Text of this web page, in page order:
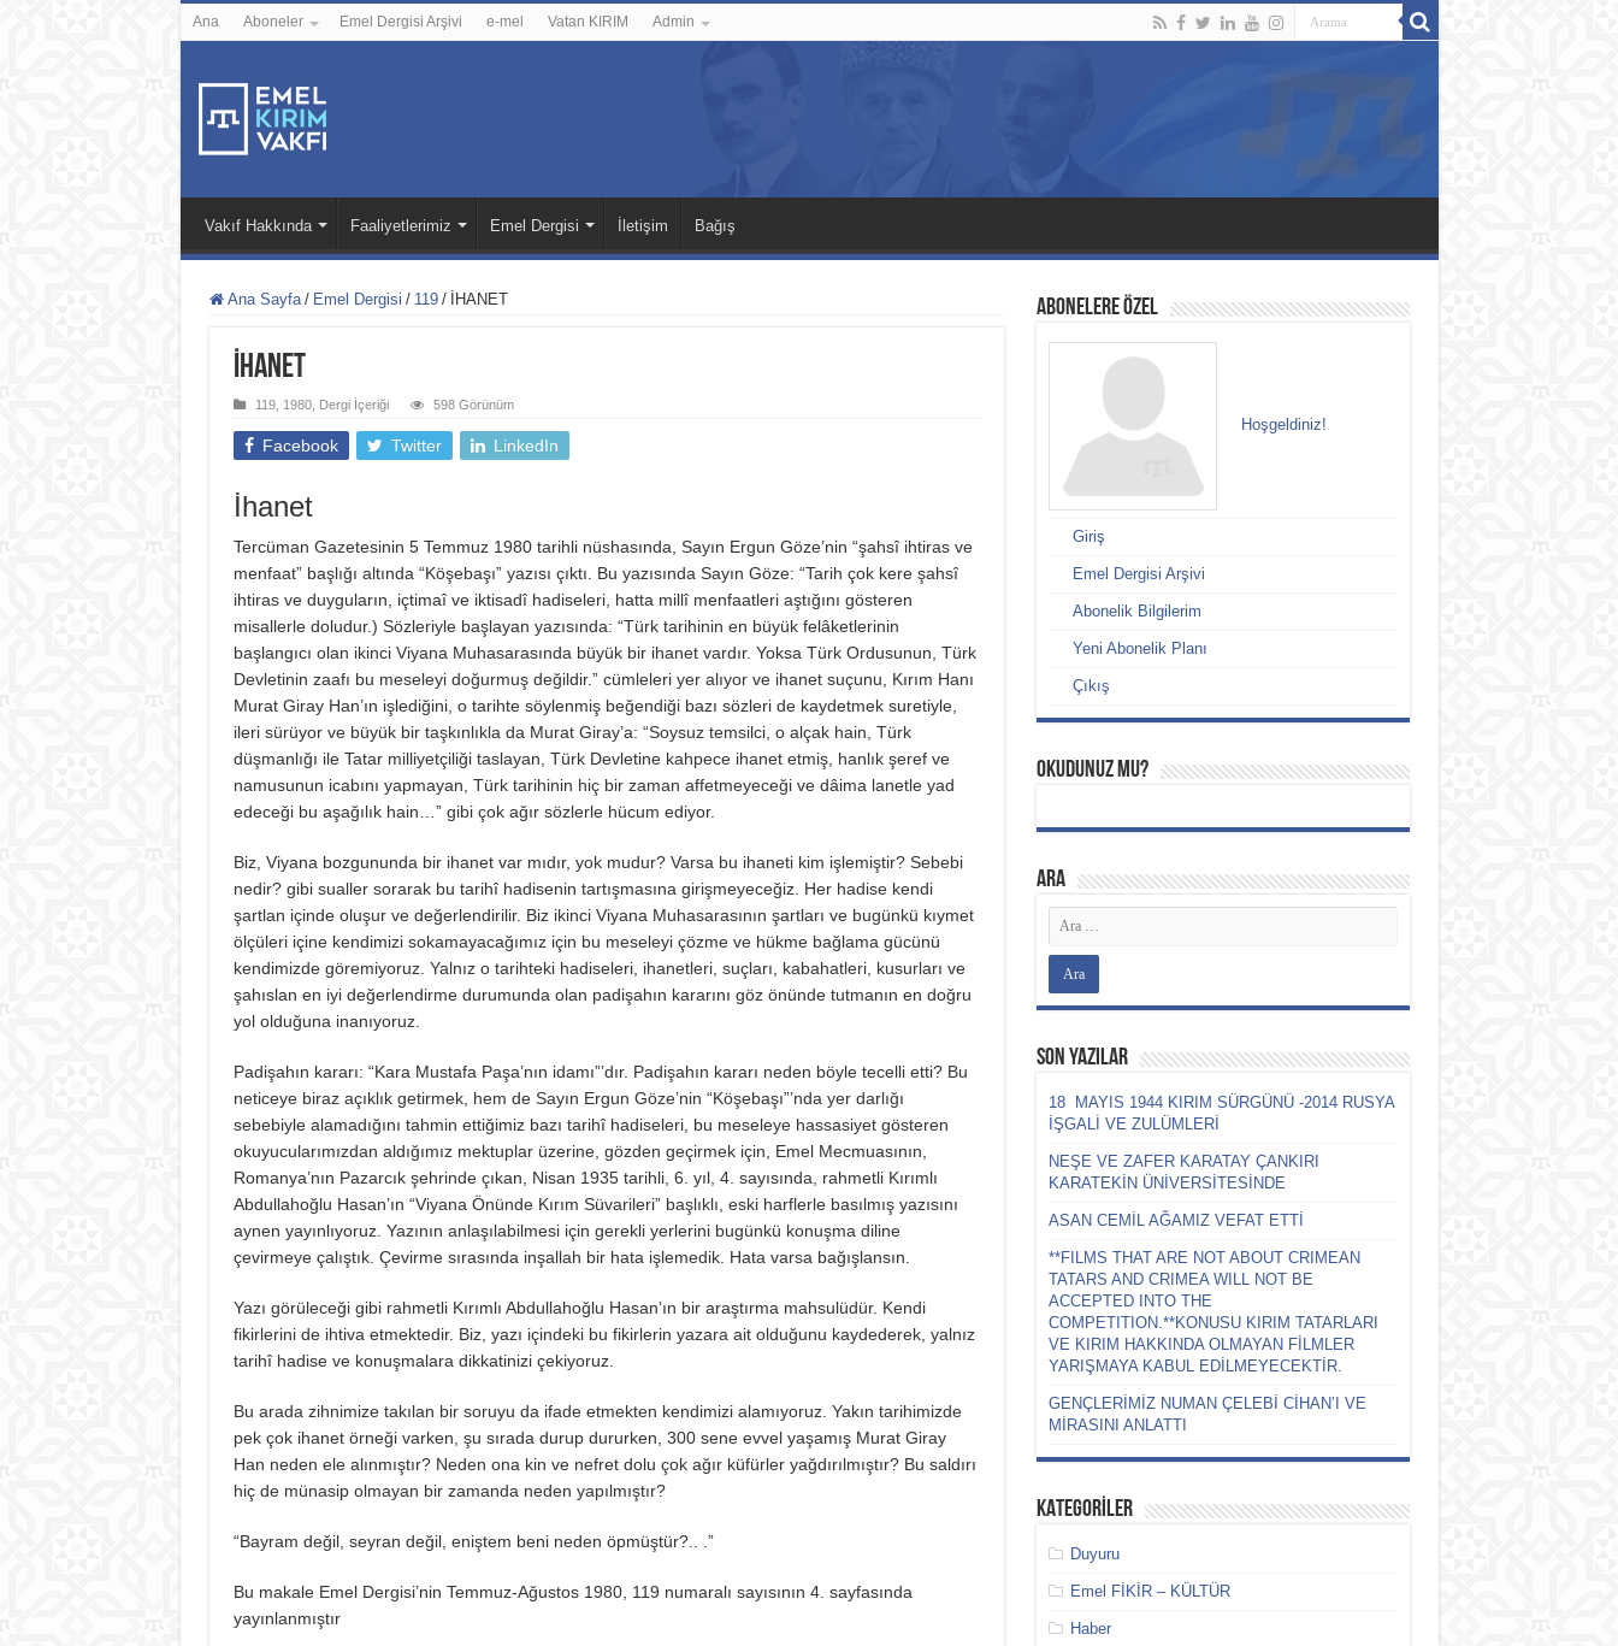
Ana Aboneler Emel Dergisi Arşivi e-mel Vatan KIRIM Admin
Vakıf Hakkında Faaliyetlerimiz Emel Dergisi İletişim Bağış
Ana Sayfa / Emel Dergisi / 119 / İHANET
İHANET
119, 1980, Dergi İçeriği 598 Görünüm
Facebook Twitter LinkedIn
İhanet
Tercüman Gazetesinin 5 Temmuz 1980 tarihli nüshasında, Sayın Ergun Göze’nin “şahsî ihtiras ve
menfaat” başlığı altında “Köşebaşı” yazısı çıktı. Bu yazısında Sayın Göze: “Tarih çok kere şahsî
ihtiras ve duyguların, içtimaî ve iktisadî hadiseleri, hatta millî menfaatleri aştığını gösteren
misallerle doludur.) Sözleriyle başlayan yazısında: “Türk tarihinin en büyük felâketlerinin
başlangıcı olan ikinci Viyana Muhasarasında büyük bir ihanet vardır. Yoksa Türk Ordusunun, Türk
Devletinin zaafı bu meseleyi doğurmuş değildir.” cümleleri yer alıyor ve ihanet suçunu, Kırım Hanı
Murat Giray Han’ın işlediğini, o tarihte söylenmiş beğendiği bazı sözleri de kaydetmek suretiyle,
ileri sürüyor ve büyük bir taşkınlıkla da Murat Giray’a: “Soysuz temsilci, o alçak hain, Türk
düşmanlığı ile Tatar milliyetçiliği taslayan, Türk Devletine kahpece ihanet etmiş, hanlık şeref ve
namusunun icabını yapmayan, Türk tarihinin hiç bir zaman affetmeyeceği ve dâima lanetle yad
edeceği bu aşağılık hain…” gibi çok ağır sözlerle hücum ediyor.
Biz, Viyana bozgununda bir ihanet var mıdır, yok mudur? Varsa bu ihaneti kim işlemiştir? Sebebi
nedir? gibi sualler sorarak bu tarihî hadisenin tartışmasına girişmeyeceğiz. Her hadise kendi
şartlan içinde oluşur ve değerlendirilir. Biz ikinci Viyana Muhasarasının şartları ve bugünkü kıymet
ölçüleri içine kendimizi sokamayacağımız için bu meseleyi çözme ve hükme bağlama gücünü
kendimizde göremiyoruz. Yalnız o tarihteki hadiseleri, ihanetleri, suçları, kabahatleri, kusurları ve
şahıslan en iyi değerlendirme durumunda olan padişahın kararını göz önünde tutmanın en doğru
yol olduğuna inanıyoruz.
Padişahın kararı: “Kara Mustafa Paşa’nın idamı”’dır. Padişahın kararı neden böyle tecelli etti? Bu
neticeye biraz açıklık getirmek, hem de Sayın Ergun Göze’nin “Köşebaşı”’nda yer darlığı
sebebiyle alamadığını tahmin ettiğimiz bazı tarihî hadiseleri, bu meseleye hassasiyet gösteren
okuyucularımızdan aldığımız mektuplar üzerine, gözden geçirmek için, Emel Mecmuasının,
Romanya’nın Pazarcık şehrinde çıkan, Nisan 1935 tarihli, 6. yıl, 4. sayısında, rahmetli Kırımlı
Abdullahoğlu Hasan’ın “Viyana Önünde Kırım Süvarileri” başlıklı, eski harflerle basılmış yazısını
aynen yayınlıyoruz. Yazının anlaşılabilmesi için gerekli yerlerini bugünkü konuşma diline
çevirmeye çalıştık. Çevirme sırasında inşallah bir hata işlemedik. Hata varsa bağışlansın.
Yazı görüleceği gibi rahmetli Kırımlı Abdullahoğlu Hasan’ın bir araştırma mahsulüdür. Kendi
fikirlerini de ihtiva etmektedir. Biz, yazı içindeki bu fikirlerin yazara ait olduğunu kaydederek, yalnız
tarihî hadise ve konuşmalara dikkatinizi çekiyoruz.
Bu arada zihnimize takılan bir soruyu da ifade etmekten kendimizi alamıyoruz. Yakın tarihimizde
pek çok ihanet örneği varken, şu sırada durup dururken, 300 sene evvel yaşamış Murat Giray
Han neden ele alınmıştır? Neden ona kin ve nefret dolu çok ağır küfürler yağdırılmıştır? Bu saldırı
hiç de münasip olmayan bir zamanda neden yapılmıştır?
“Bayram değil, seyran değil, eniştem beni neden öpmüştür?.. .”
Bu makale Emel Dergisi’nin Temmuz-Ağustos 1980, 119 numaralı sayısının 4. sayfasında
yayınlanmıştır
ABONELERE ÖZEL
Hoşgeldiniz!
Giriş
Emel Dergisi Arşivi
Abonelik Bilgilerim
Yeni Abonelik Planı
Çıkış
Okudunuz mu?
ARA
Son Yazılar
18 MAYIS 1944 KIRIM SÜRGÜNÜ -2014 RUSYA
İŞGALİ VE ZULÜMLERİ
NEŞE VE ZAFER KARATAY ÇANKIRI
KARATEKİN ÜNİVERSİTESİNDE
ASAN CEMİL AĞAMIZ VEFAT ETTİ
**FILMS THAT ARE NOT ABOUT CRIMEAN
TATARS AND CRIMEA WILL NOT BE
ACCEPTED INTO THE
COMPETITION.**KONUSU KIRIM TATARLARI
VE KIRIM HAKKINDA OLMAYAN FİLMLER
YARIŞMAYA KABUL EDİLMEYECEKTİR.
GENÇLERİMİZ NUMAN ÇELEBİ CİHAN’I VE
MİRASINI ANLATTI
KATEGORİLER
Duyuru
Emel FİKİR – KÜLTÜR
Haber